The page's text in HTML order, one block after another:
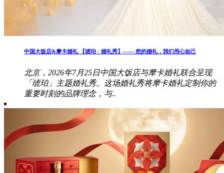
中国大饭店&摩卡婚礼 【琥珀 · 婚礼秀】—— 您的婚礼，我们用心如己
北京，2026年7月25日中国大饭店与摩卡婚礼联合呈现
「琥珀」主题婚礼秀。这场婚礼秀将摩卡婚礼定制你的
重要时刻的品牌理念，与..